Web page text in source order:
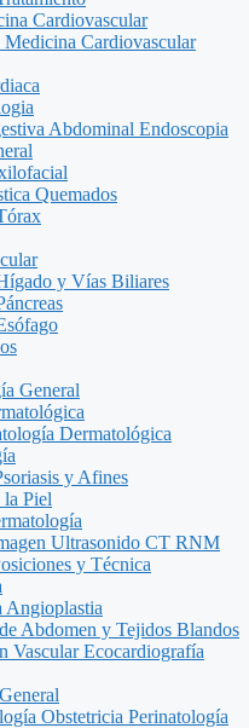
Cardiovascular
Cardiovascular
Abdominal Endoscopia
Quemados
y Vías Biliares
General
Dermatológica
y Afines
la Piel
Ultrasonido CT RNM
y Técnica
Angioplastia
Abdomen y Tejidos Blandos
Vascular Ecocardiografía
Obstetricia Perinatología